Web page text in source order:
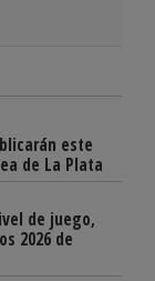
este
de La Plata
de juego,
2026 de